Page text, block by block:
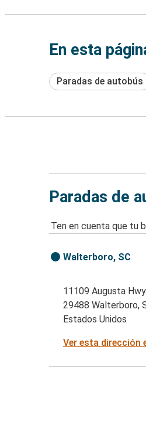
En esta
Paradas de autobús
Paradas de
Ten en cuenta que tu
Walterboro, SC
11109 Augusta Hwy
29488 Walterboro,
Estados Unidos
Ver esta dirección